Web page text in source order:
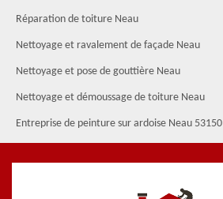
Réparation de toiture Neau
Nettoyage et ravalement de façade Neau
Nettoyage et pose de gouttière Neau
Nettoyage et démoussage de toiture Neau
Entreprise de peinture sur ardoise Neau 53150